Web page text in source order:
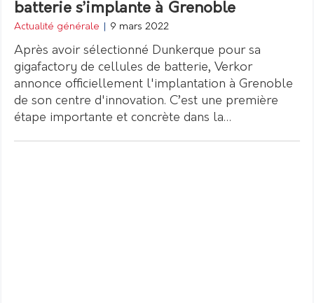
batterie s’implante à Grenoble
Actualité générale 9 mars 2022
Après avoir sélectionné Dunkerque pour sa
gigafactory de cellules de batterie, Verkor
annonce officiellement l'implantation à Grenoble
de son centre d'innovation. C’est une première
étape importante et concrète dans la…